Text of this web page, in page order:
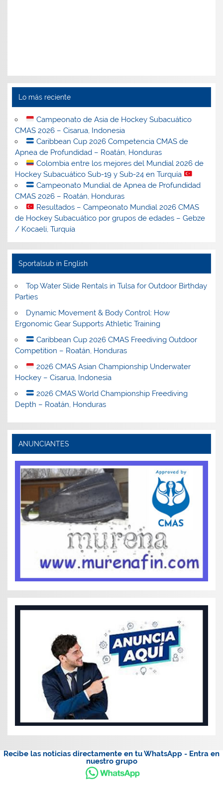
Lo más reciente
Campeonato de Asia de Hockey Subacuático
CMAS 2026 – Cisarua, Indonesia
Caribbean Cup 2026 Competencia CMAS de
Apnea de Profundidad – Roatán, Honduras
Colombia entre los mejores del Mundial 2026 de
Hockey Subacuático Sub-19 y Sub-24 en Turquía
Campeonato Mundial de Apnea de Profundidad
CMAS 2026 – Roatán, Honduras
Resultados – Campeonato Mundial 2026 CMAS
de Hockey Subacuático por grupos de edades – Gebze
/ Kocaeli, Turquía
Sportalsub in English
Top Water Slide Rentals in Tulsa for Outdoor Birthday
Parties
Dynamic Movement & Body Control: How
Ergonomic Gear Supports Athletic Training
Caribbean Cup 2026 CMAS Freediving Outdoor
Competition – Roatán, Honduras
2026 CMAS Asian Championship Underwater
Hockey – Cisarua, Indonesia
2026 CMAS World Championship Freediving
Depth – Roatán, Honduras
ANUNCIANTES
Recibe las noticias directamente en tu WhatsApp - Entra en
nuestro grupo